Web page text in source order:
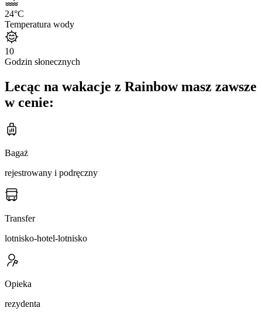
24°C
Temperatura wody
10
Godzin słonecznych
Lecąc na wakacje z Rainbow masz zawsze
w cenie:
Bagaż
rejestrowany i podręczny
Transfer
lotnisko-hotel-lotnisko
Opieka
rezydenta